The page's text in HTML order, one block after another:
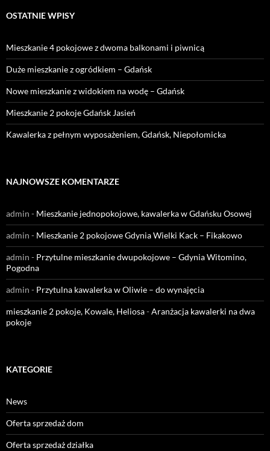
OSTATNIE WPISY
Mieszkanie 4 pokojowe z dwoma balkonami i piwnicą
Duże mieszkanie z ogródkiem – Gdańsk
Nowe mieszkanie z widokiem na wodę – Gdańsk
Mieszkanie 2 pokoje Gdańsk Jasień
Kawalerka z pełnym wyposażeniem, Gdańsk, Niepołomicka
NAJNOWSZE KOMENTARZE
admin - Mieszkanie jednopokojowe, kawalerka w Gdańsku Osowej
admin - Mieszkanie 2 pokojowe Gdynia Wielki Kack – Fikakowo
admin - Przytulne mieszkanie dwupokojowe – Gdynia Witomino,
Pogodna
admin - Przytulna kawalerka w Oliwie – do wynajęcia
mieszkanie 2 pokoje, Kowale, Heliosa-Aranżacja kawalerki na dwa
pokoje
KATEGORIE
News
Oferta sprzedaż dom
Oferta sprzedaż działka